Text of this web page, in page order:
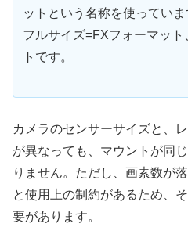
ットという名称を使っていま
フルサイズ=FXフォーマッ
トです。
カメラのセンサーサイズと、
が異なっても、マウントが同
りません。ただし、画素数が
と使用上の制約があるため、
要があります。